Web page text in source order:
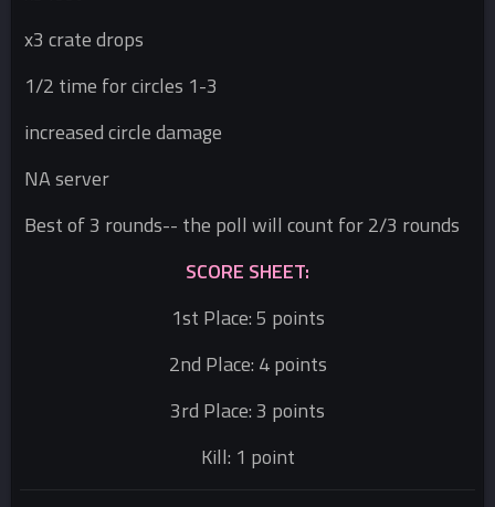
x3 crate drops
1/2 time for circles 1-3
increased circle damage
NA server
Best of 3 rounds-- the poll will count for 2/3 rounds
SCORE SHEET:
1st Place: 5 points
2nd Place: 4 points
3rd Place: 3 points
Kill: 1 point